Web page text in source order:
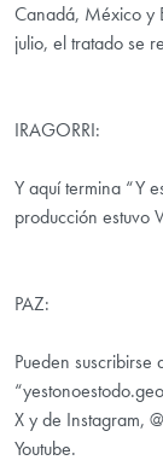
Canadá, México y
julio, el tratado se
IRAGORRI:
Y aquí termina “Y
producción estuvo
PAZ:
Pueden suscribirse
X y de Instagram,
Youtube.